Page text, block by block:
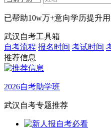
已帮助10w万+意向学历提升
武汉自考工具箱
自考流程 报名时间 考试时间
推荐信息
2026自考助学班
武汉自考专题推荐